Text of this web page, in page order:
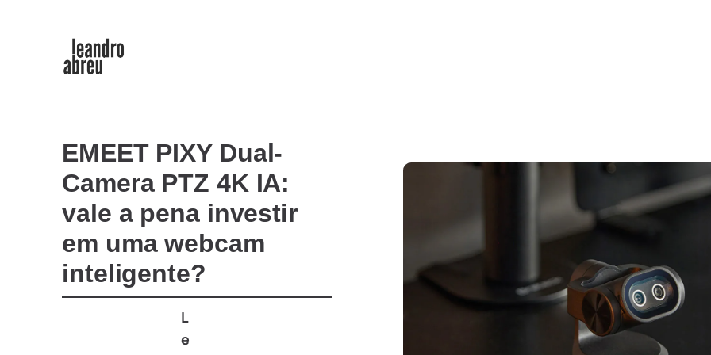
EMEET PIXY Dual-
Camera PTZ 4K IA:
vale a pena investir
em uma webcam
inteligente?
L
e